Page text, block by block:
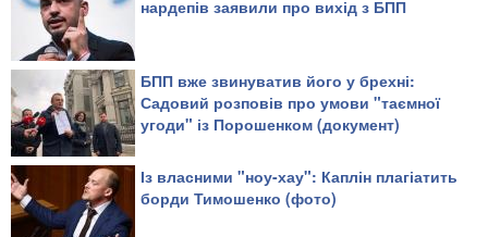
нардепів заявили про вихід з БПП
БПП вже звинуватив його у брехні:
Садовий розповів про умови "таємної
угоди" із Порошенком (документ)
Із власними "ноу-хау": Каплін плагіатить
борди Тимошенко (фото)